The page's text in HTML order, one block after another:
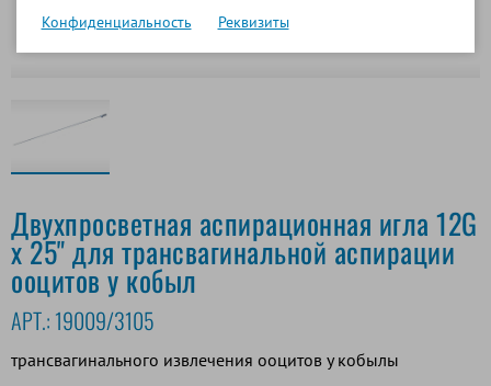
Двухпросветная аспирационная игла 12G
x 25" для трансвагинальной аспирации
ооцитов у кобыл
АРТ.: 19009/3105
трансвагинального извлечения ооцитов у кобылы
Конфиденциальность Реквизиты